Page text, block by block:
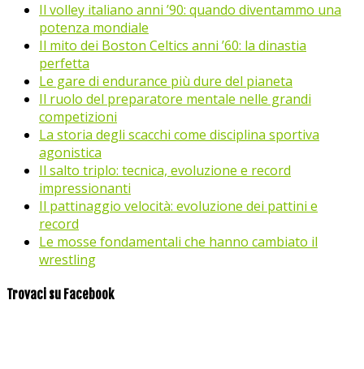
Il volley italiano anni ’90: quando diventammo una
potenza mondiale
Il mito dei Boston Celtics anni ’60: la dinastia
perfetta
Le gare di endurance più dure del pianeta
Il ruolo del preparatore mentale nelle grandi
competizioni
La storia degli scacchi come disciplina sportiva
agonistica
Il salto triplo: tecnica, evoluzione e record
impressionanti
Il pattinaggio velocità: evoluzione dei pattini e
record
Le mosse fondamentali che hanno cambiato il
wrestling
Trovaci su Facebook